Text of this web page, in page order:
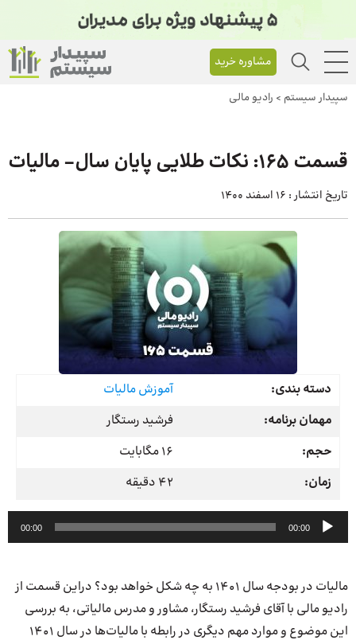
مشاوره خرید
سپیدار سیستم > رادیو مالی
قسمت 165: نکات طلایی پایان سال- مالیات
تاریخ انتشار : 16 اسفند 1400
دسته بندی:
آموزش مالیات
مهمان برنامه:
فرشید رستگار
حجم:
16 مگابایت
زمان:
42 دقیقه
پخش‌کننده
صوت
00:00
00:00
مالیات در بودجه سال 1401 به چه شکل خواهد بود؟ دراین قسمت از
رادیو مالی با آقای فرشید رستگار، مشاور و مدرس مالیاتی، به بررسی
این موضوع و موارد مهم دیگری در رابطه با مالیات‌ها در سال 1401